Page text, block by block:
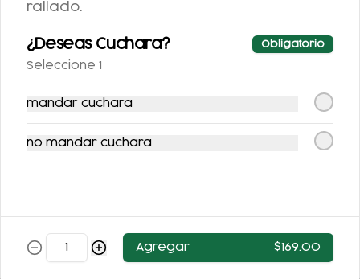
JUGO VERDE JUGO DE NARANJA
rallado.
¿Deseas Cuchara? Obligatorio
Seleccione 1
mandar cuchara
no mandar cuchara
Agregar $169.00